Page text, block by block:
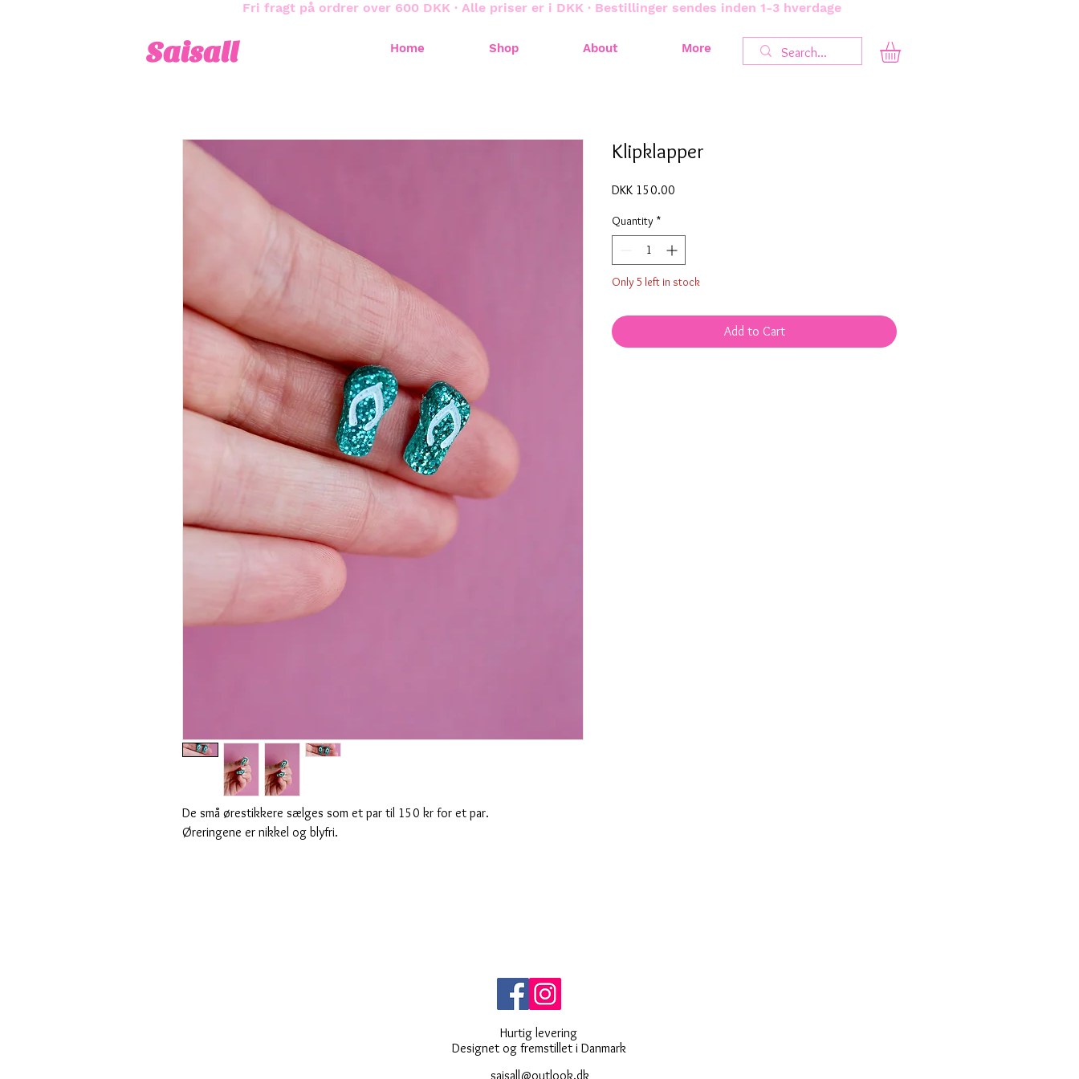
Fri fragt på ordrer over 600 DKK · Alle priser er i DKK · Bestillinger sendes inden 1-3 hverdage
Saisall Home Shop About More
De små ørestikkere sælges som et par til 150 kr for et par.
Øreringene er nikkel og blyfri.
Klipklapper
DKK 150.00
Quantity *
Only 5 left in stock
Add to Cart
saisall@outlook.dk
Hurtig levering
Designet og fremstillet i Danmark